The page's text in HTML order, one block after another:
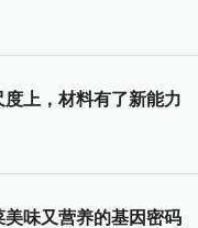
上，材料有了新能力
味又营养的基因密码